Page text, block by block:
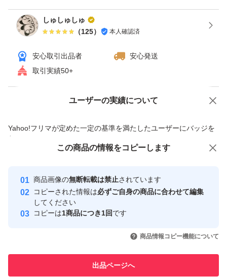
しゅしゅしゅ
（125） 本人確認済
安心取引出品者
安心発送
取引実績50+
ユーザーの実績について
Yahoo!フリマが定めた一定の基準を満たしたユーザーにバッジを
付与しています
安心取引出品者
心・安全なユーザーです
取引実績
引を完了させた実績があります
での取引実績があります
価格の相談 商品への質問
この商品の情報をコピーします
商品画像の無断転載は禁止されています
コピーされた情報は必ずご自身の商品に合わせて編集
してください
コピーは1商品につき1回です
商品情報コピー機能について
出品ページへ
この商品をみている人にオススメ